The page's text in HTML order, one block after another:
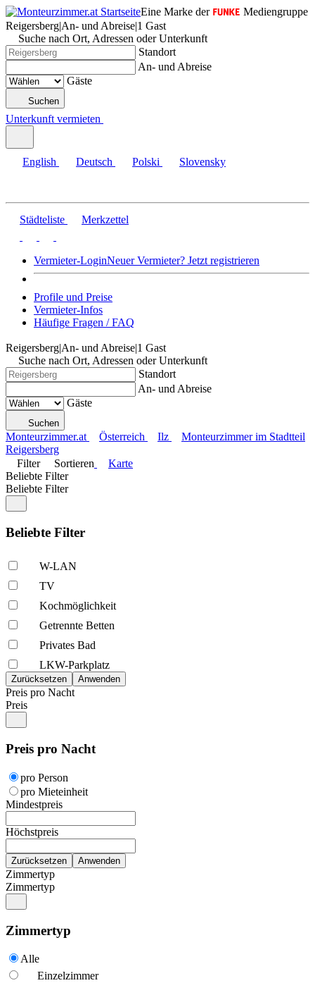
Eine Marke der
Mediengruppe
Reigersberg|An- und Abreise|1 Gast
Suche nach Ort, Adressen oder Unterkunft
Standort
An- und Abreise
Gäste
Suchen
Unterkunft vermieten
English Deutsch Polski Slovensky
Städteliste Merkzettel
Vermieter-LoginNeuer Vermieter? Jetzt registrieren
Profile und Preise
Vermieter-Infos
Häufige Fragen / FAQ
Reigersberg|An- und Abreise|1 Gast
Suche nach Ort, Adressen oder Unterkunft
Standort
An- und Abreise
Gäste
Suchen
Monteurzimmer.at Österreich Ilz
Monteurzimmer im Stadtteil
Reigersberg
Filter
Sortieren
Karte
Beliebte Filter
Beliebte Filter
Beliebte Filter
W-LAN
TV
Kochmöglich­keit
Getrennte Betten
Privates Bad
LKW-Parkplatz
Preis pro Nacht
Preis
Preis pro Nacht
pro Person
pro Mieteinheit
Mindestpreis
Höchstpreis
Zimmertyp
Zimmertyp
Zimmertyp
Alle
Einzelzimmer